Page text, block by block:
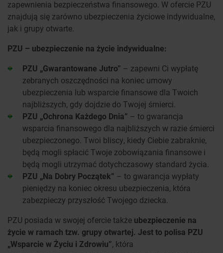
zapewnienia bezpieczeństwa finansowego. W ofercie PZU
znajdują się zarówno ubezpieczenia życiowe indywidualne,
jak i grupy otwarte.
PZU – ubezpieczenie na życie indywidualne:
PZU „Gwarantowane Jutro” – zapewni Ci wypłatę
zebranych oszczędności na koniec umowy
ubezpieczenia lub wsparcie finansowe dla Twoich
najbliższych, gdy dojdzie do Twojej śmierci.
PZU „Ochrona Każdego Dnia” – to gwarancja
wsparcia finansowego dla najbliższych w razie śmierci
ubezpieczonego. Twoi bliscy, kiedy Ciebie zabraknie,
będą mogli spłacić Twoje zobowiązania finansowe i
będą mogli utrzymać dotychczasowy standard życia.
PZU „Na Dobry Początek” – to gwarancja wypłaty
pieniędzy na koniec okresu ubezpieczenia, która
zabezpieczy przyszłość Twojego dziecka.
PZU posiada w swojej ofercie także ubezpieczenie na
życie w ramach tzw. grupy otwartej. Jest to polisa PZU
„Wsparcie w Życiu i Zdrowiu”, która